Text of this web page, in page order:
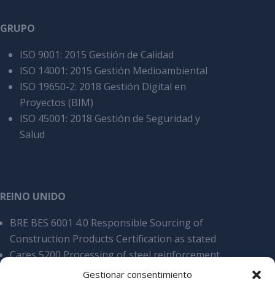
Gestionar consentimiento
GRUPO
ISO 9001: 2015 Gestión de Calidad
ISO 14001: 2015 Gestión Medioambiental
ISO 19650-2: 2018 Gestión Digital en
Proyectos (BIM)
ISO 45001: 2018 Gestión de Seguridad y
Salud
REINO UNIDO
BRE BES 6001 4.0 Responsible Sourcing of
Construction Products Certification as stated
Cares 5200 Processing of steel reinforcement
products, overall SCS v9